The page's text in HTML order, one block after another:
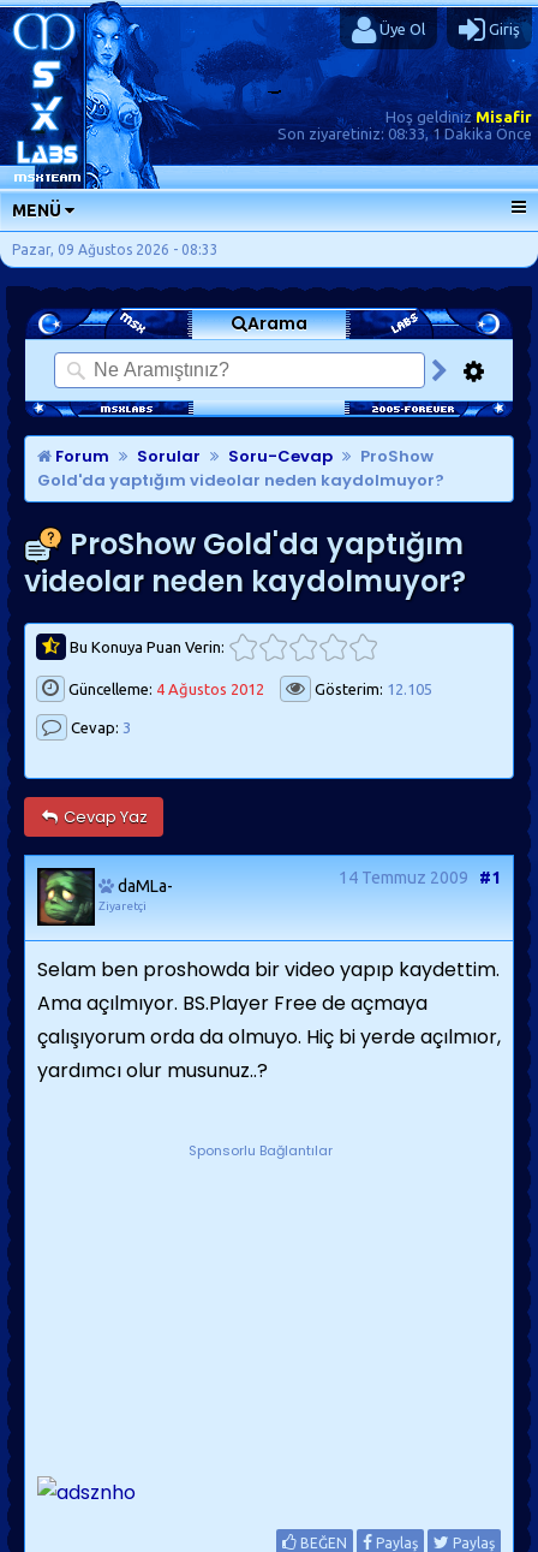
Üye Ol Giriş
Hoş geldinizMisafir
Son ziyaretiniz: 08:33, 1 Dakika Önce
MENÜ
ANA SAYFA
FORUMLAR
SORU-CEVAP
GÜNLÜKLER
SON MESAJLAR
KISAYOLLAR
Pazar, 09 Ağustos 2026 - 08:33
Arama
Forum Sorular Soru-Cevap
ProShow
Gold'da yaptığım videolar neden kaydolmuyor?
ProShow Gold'da yaptığım
videolar neden kaydolmuyor?
Bu Konuya Puan Verin:
Güncelleme: 4 Ağustos 2012 Gösterim: 12.105
Cevap: 3
Cevap Yaz
daMLa-
Ziyaretçi
14 Temmuz 2009 #1
Selam ben proshowda bir video yapıp kaydettim.
Ama açılmıyor. BS.Player Free de açmaya
çalışıyorum orda da olmuyo. Hiç bi yerde açılmıor,
yardımcı olur musunuz..?
Sponsorlu Bağlantılar
BEĞEN Paylaş Paylaş